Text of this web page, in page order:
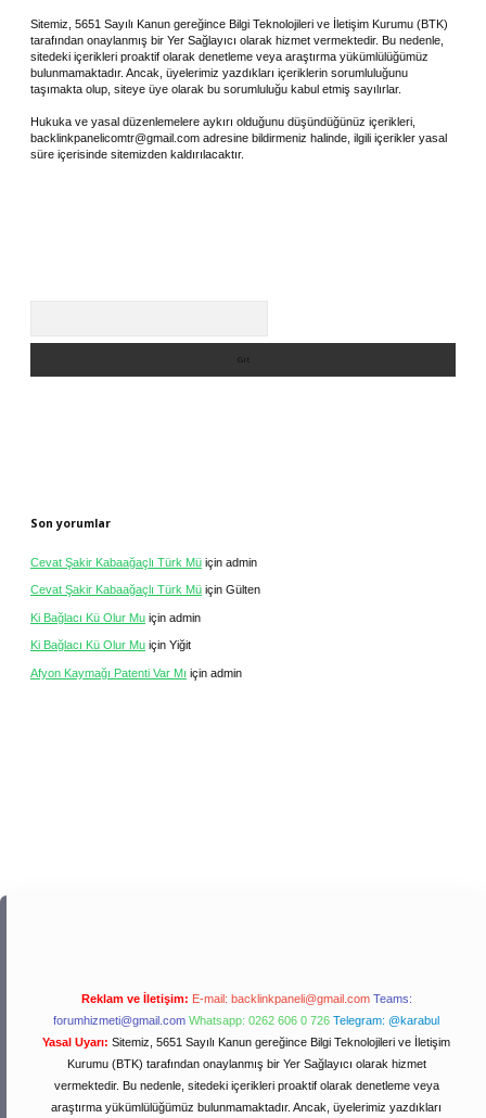
Sitemiz, 5651 Sayılı Kanun gereğince Bilgi Teknolojileri ve İletişim Kurumu (BTK)
tarafından onaylanmış bir Yer Sağlayıcı olarak hizmet vermektedir. Bu nedenle,
sitedeki içerikleri proaktif olarak denetleme veya araştırma yükümlülüğümüz
bulunmamaktadır. Ancak, üyelerimiz yazdıkları içeriklerin sorumluluğunu
taşımakta olup, siteye üye olarak bu sorumluluğu kabul etmiş sayılırlar.
Hukuka ve yasal düzenlemelere aykırı olduğunu düşündüğünüz içerikleri,
backlinkpanelicomtr@gmail.com adresine bildirmeniz halinde, ilgili içerikler yasal
süre içerisinde sitemizden kaldırılacaktır.
Son yorumlar
Cevat Şakir Kabaağaçlı Türk Mü için admin
Cevat Şakir Kabaağaçlı Türk Mü için Gülten
Ki Bağlacı Kü Olur Mu için admin
Ki Bağlacı Kü Olur Mu için Yiğit
Afyon Kaymağı Patenti Var Mı için admin
Reklam ve İletişim: E-mail: backlinkpaneli@gmail.com Teams:
forumhizmeti@gmail.com Whatsapp: 0262 606 0 726 Telegram: @karabul
Yasal Uyarı: Sitemiz, 5651 Sayılı Kanun gereğince Bilgi Teknolojileri ve İletişim
Kurumu (BTK) tarafından onaylanmış bir Yer Sağlayıcı olarak hizmet
vermektedir. Bu nedenle, sitedeki içerikleri proaktif olarak denetleme veya
araştırma yükümlülüğümüz bulunmamaktadır. Ancak, üyelerimiz yazdıkları